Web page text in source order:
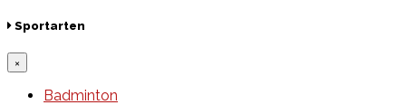
Sportarten
×
Badminton